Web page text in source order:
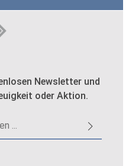
Newsletter und
oder Aktion.
Mail-Adresse*